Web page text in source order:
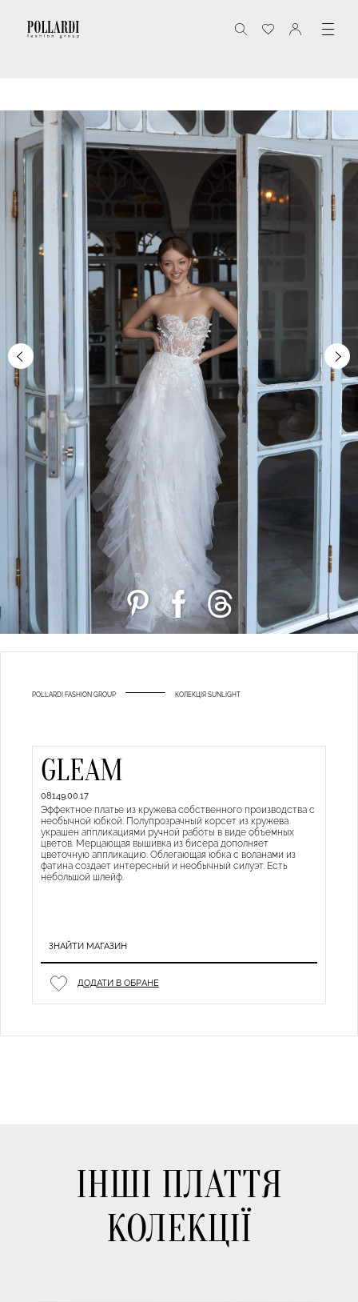
POLLARDI FASHION GROUP КОЛЕКЦІЯ SUNLIGHT
GLEAM
08149.00.17
Эффектное платье из кружева собственного производства с
необычной юбкой. Полупрозрачный корсет из кружева
украшен аппликациями ручной работы в виде объемных
цветов. Мерцающая вышивка из бисера дополняет
цветочную аппликацию. Облегающая юбка с воланами из
фатина создает интересный и необычный силуэт. Есть
небольшой шлейф.
ЗНАЙТИ МАГАЗИН
ДОДАТИ В ОБРАНЕ
ІНШІ ПЛАТТЯ
КОЛЕКЦІЇ